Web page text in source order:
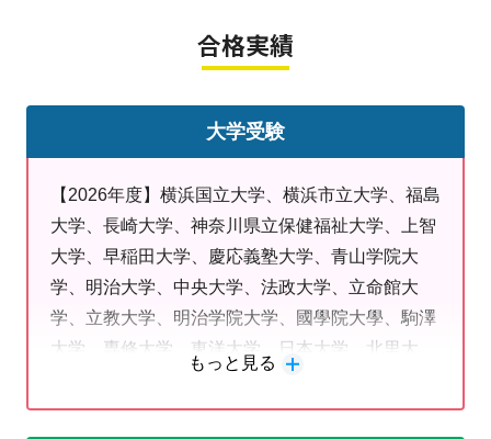
高校合格者数は個別指導塾でNO1！
中学生は受験に向けた入試対策や、塚越中・平間中・日
吉中・御幸中などに対応した個別のテスト対策を行いま
す。高校入試対策お任せください！
明光義塾の大学合格者数は個別指導塾でNO1！
高校生は志望大学に合わせて個別にプランを作成しま
す。国公立・早慶上智・GMARCH・日東駒専・神大・
関学など志望校に合わせた教材や勉強法をアドバイスし
ます。内部進学や指定校推薦、定期テスト対策なども行
えます。プランは生徒１人1人個別に作成しておりま
◆中学受験対策なら鹿島田教室で！◆
合格実績
大学受験
【2026年度】横浜国立大学、横浜市立大学、福島
大学、長崎大学、神奈川県立保健福祉大学、上智
大学、早稲田大学、慶応義塾大学、青山学院大
学、明治大学、中央大学、法政大学、立命館大
学、立教大学、明治学院大学、國學院大學、駒澤
大学、専修大学、東洋大学、日本大学、北里大
学、横浜創英大学、東京都市大学、横浜薬科大
もっと見る